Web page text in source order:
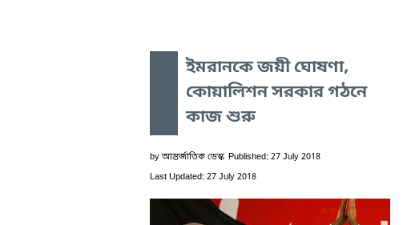
ইমরানকে জয়ী ঘোষণা,
কোয়ালিশন সরকার গঠনে
কাজ শুরু
by আন্তর্জাতিক ডেস্ক Published: 27 July 2018
Last Updated: 27 July 2018